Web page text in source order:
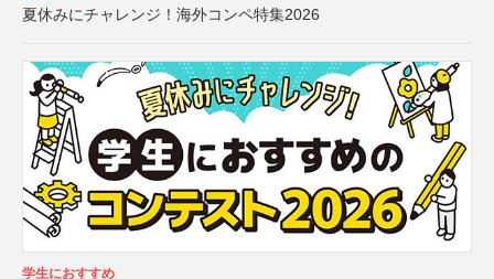
夏休みにチャレンジ！海外コンペ特集2026
学生におすすめ